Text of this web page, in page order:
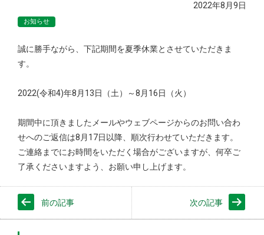
2022年8月9日
お知らせ
誠に勝手ながら、下記期間を夏季休業とさせていただきま
す。
2022(令和4)年8月13日（土）～8月16日（火）
期間中に頂きましたメールやウェブページからのお問い合わ
せへのご返信は8月17日以降、順次行わせていただきます。
ご連絡までにお時間をいただく場合がございますが、何卒ご
了承くださいますよう、お願い申し上げます。
前の記事 次の記事